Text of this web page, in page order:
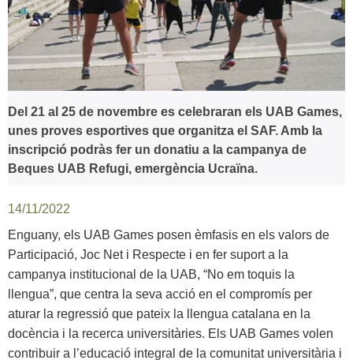
Del 21 al 25 de novembre es celebraran els UAB Games,
unes proves esportives que organitza el SAF. Amb la
inscripció podràs fer un donatiu a la campanya de
Beques UAB Refugi, emergència Ucraïna.
14/11/2022
Enguany, els UAB Games posen èmfasis en els valors de
Participació, Joc Net i Respecte i en fer suport a la
campanya institucional de la UAB, “No em toquis la
llengua”, que centra la seva acció en el compromís per
aturar la regressió que pateix la llengua catalana en la
docència i la recerca universitàries. Els UAB Games volen
contribuir a l’educació integral de la comunitat universitària i